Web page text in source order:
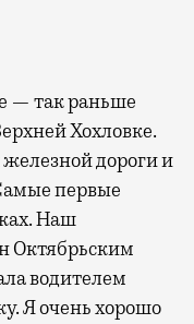
берет
— так раньше
Хохловке.
дороги и
первые
Наш
Октябрьским
водителем
Я очень хорошо